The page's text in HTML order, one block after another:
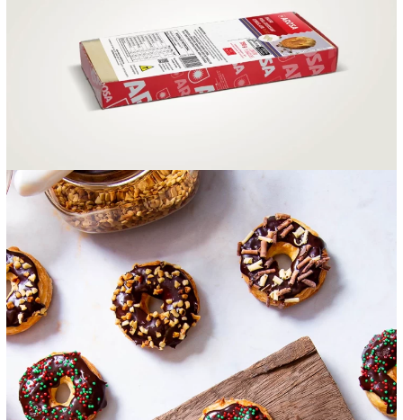
SAC ACESSO PARA PARCEIROS